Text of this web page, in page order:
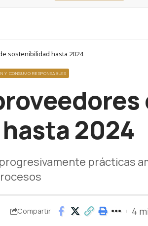
sostenibilidad hasta 2024
Y CONSUMO RESPONSABLES
2024
prácticas
Compartir 4